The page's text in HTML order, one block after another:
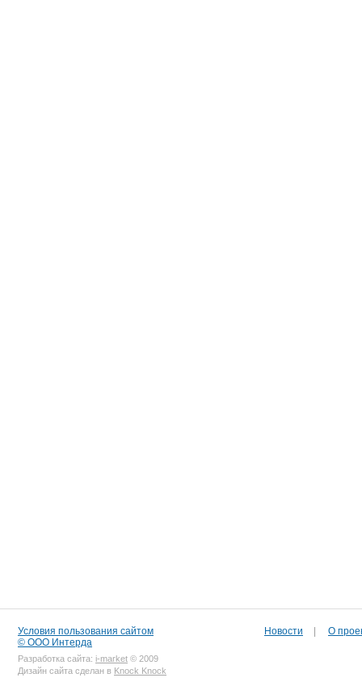
Условия пользования сайтом
© ООО Интерда
Разработка сайта: i-market © 2009
Дизайн сайта сделан в Knock Knock
Новости О